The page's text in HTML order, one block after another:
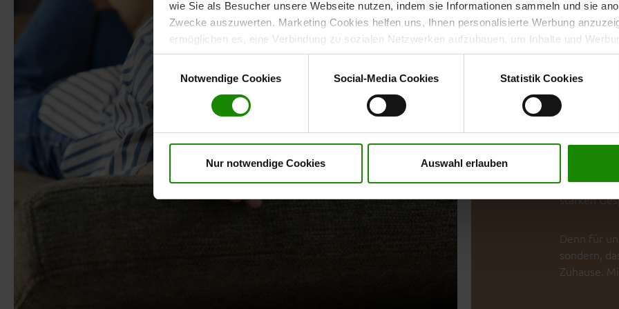
wie Sie als Besucher unsere Webseite nutzen, indem sie Informationen sammeln und sie
Zwecke auszuwerten. Marketing Cookies helfen uns, Ihnen personalisierte Werbung
ermöglichen es, eine Verbindung zu sozialen Netzwerken aufzubauen, um Inhalte und
anzuzeigen. Sie können frei entscheiden, welche Kategorien sie neben den notwendigen
Klicken Sie auf „ Ablehnen “, wenn Sie nur notwendige Cookies zulassen wollen, oder auf „
erteilte Einwilligung jederzeit mit Wirkung für die Zukunft widerrufen. Für weitere
Notwendige Cookies
Social-Media Cookies Statistik Cookies
Nur notwendige Cookies Auswahl erlauben
Zuhauses.
Das
bekommst
Ideen,
viel
mit
starken
Denn für
sondern,
Zuhause.